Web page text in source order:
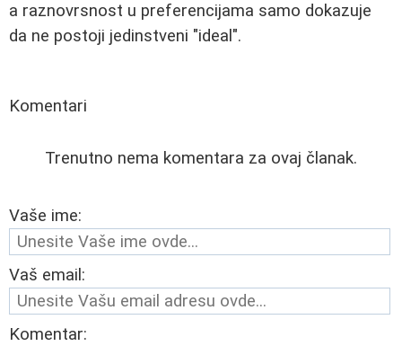
a raznovrsnost u preferencijama samo dokazuje
da ne postoji jedinstveni "ideal".
Komentari
Trenutno nema komentara za ovaj članak.
Vaše ime:
Vaš email:
Komentar: